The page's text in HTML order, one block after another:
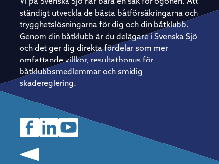
Vi på Svenska Sjö har bara en sak för ögonen. Att
ständigt utveckla de bästa båtförsäkringarna och
trygghetslösningarna för dig och din båtklubb.
Genom din båtklubb är du delägare i Svenska Sjö
och det ger dig direkta fördelar som mer
omfattande villkor, resultatbonus för
båtklubbsmedlemmar och smidig
skadereglering.